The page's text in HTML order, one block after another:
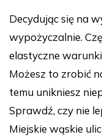
Decydując się na
wypożyczalnie.
elastyczne
Możesz to zrobić
temu unikniesz
Sprawdź, czy nie
Miejskie wąskie